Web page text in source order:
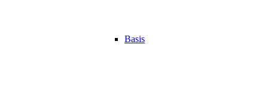
Basis